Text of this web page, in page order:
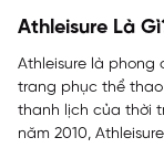
Athleisure Là
Athleisure là
trang phục thể
thanh lịch của thời
năm 2010,